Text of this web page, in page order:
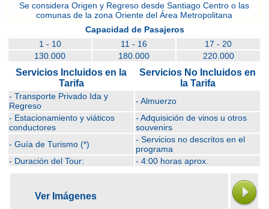
Se considera Origen y Regreso desde Santiago Centro o las
comunas de la zona Oriente del Área Metropolitana
Capacidad de Pasajeros
1 - 10
11 - 16
17 - 20
130.000
180.000 220.000
Servicios Incluidos en la
Tarifa
Servicios No Incluidos en
la Tarifa
- Transporte Privado Ida y
Regreso
- Almuerzo
- Estacionamiento y viáticos
conductores
- Adquisición de vinos u otros
souvenirs
- Guía de Turismo (*)
- Servicios no descritos en el
programa
- Duración del Tour:
- 4:00 horas aprox.
Ver Imágenes